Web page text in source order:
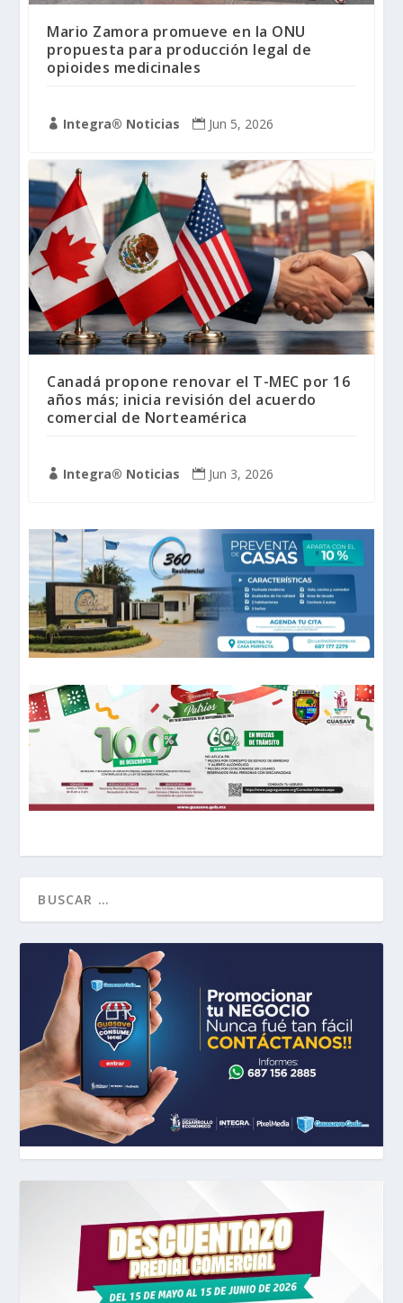
Mario Zamora promueve en la ONU
propuesta para producción legal de
opioides medicinales
 Integra® Noticias  Jun 5, 2026
Canadá propone renovar el T-MEC por 16
años más; inicia revisión del acuerdo
comercial de Norteamérica
 Integra® Noticias  Jun 3, 2026